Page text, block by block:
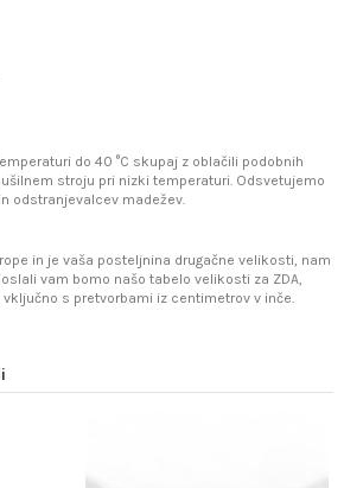
do 40 °C skupaj z oblačili podobnih
stroju pri nizki temperaturi. Odsvetujemo
odstranjevalcev madežev.
in je vaša posteljnina drugačne velikosti, nam
vam bomo našo tabelo velikosti za ZDA,
s pretvorbami iz centimetrov v inče.